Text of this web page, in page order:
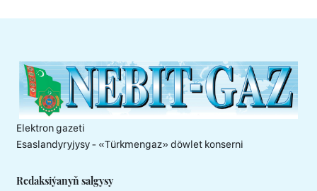
Elektron gazeti
Esaslandyryjysy - «Тürkmengaz» döwlet konserni
Redaksiýanyň salgysy